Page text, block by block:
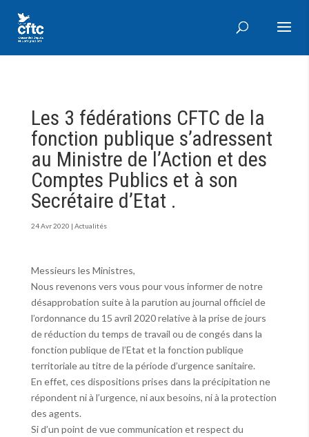
Les 3 fédérations CFTC de la
fonction publique s’adressent
au Ministre de l’Action et des
Comptes Publics et à son
Secrétaire d’Etat .
24 Avr 2020 | Actualités
Messieurs les Ministres,
Nous revenons vers vous pour vous informer de notre
désapprobation suite à la parution au journal officiel de
l’ordonnance du 15 avril 2020 relative à la prise de jours
de réduction du temps de travail ou de congés dans la
fonction publique de l’Etat et la fonction publique
territoriale au titre de la période d’urgence sanitaire.
En effet, ces dispositions prises dans la précipitation ne
répondent ni à l’urgence, ni aux besoins, ni à la protection
des agents.
Si d’un point de vue communication et respect du